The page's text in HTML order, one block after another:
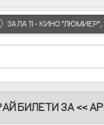
ЗАЛА 11 - КИНО
БИЛЕТИ ЗА <<